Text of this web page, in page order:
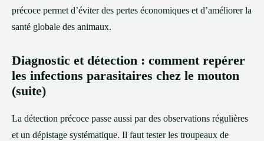
précoce permet d’éviter des pertes économiques et d’améliorer la
santé globale des animaux.
Diagnostic et détection : comment repérer
les infections parasitaires chez le mouton
(suite)
La détection précoce passe aussi par des observations régulières
et un dépistage systématique. Il faut tester les troupeaux de